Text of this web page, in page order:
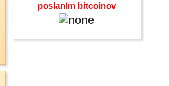
poslaním bitcoinov